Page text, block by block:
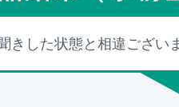
きした状態と相違ござい